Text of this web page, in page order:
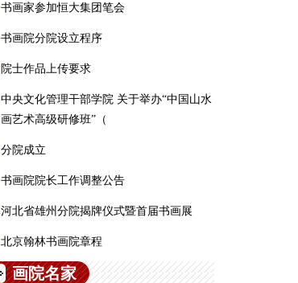
书画家参加恒大集团笔会
书画院分院设立程序
院士作品上传要求
中央文化管理干部学院 关于举办“中国山水
画艺术高级研修班”（
分院成立
书画院院长工作调整公告
河北省雄州分院揭牌仪式暨首届书画展
北京翰林书画院章程
画院名家